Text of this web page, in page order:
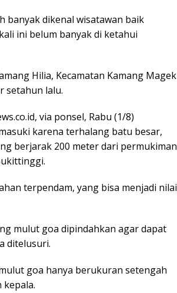
banyak dikenal wisatawan baik
ini belum banyak di ketahui
Hilia, Kecamatan Kamang Magek
setahun lalu.
via ponsel, Rabu (1/8)
karena terhalang batu besar,
berjarak 200 meter dari permukiman
terpendam, yang bisa menjadi nilai
mulut goa dipindahkan agar dapat
ditelusuri.
goa hanya berukuran setengah